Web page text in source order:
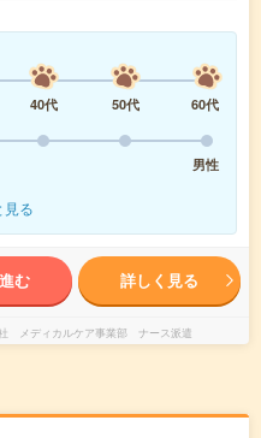
40代 50代
60代
男性
見る
む 詳しく見る
メディカルケア事業部 ナース派遣